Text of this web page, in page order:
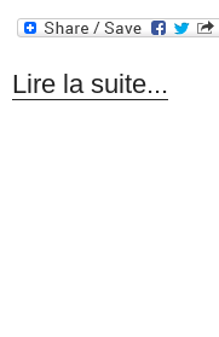
Lire la suite...